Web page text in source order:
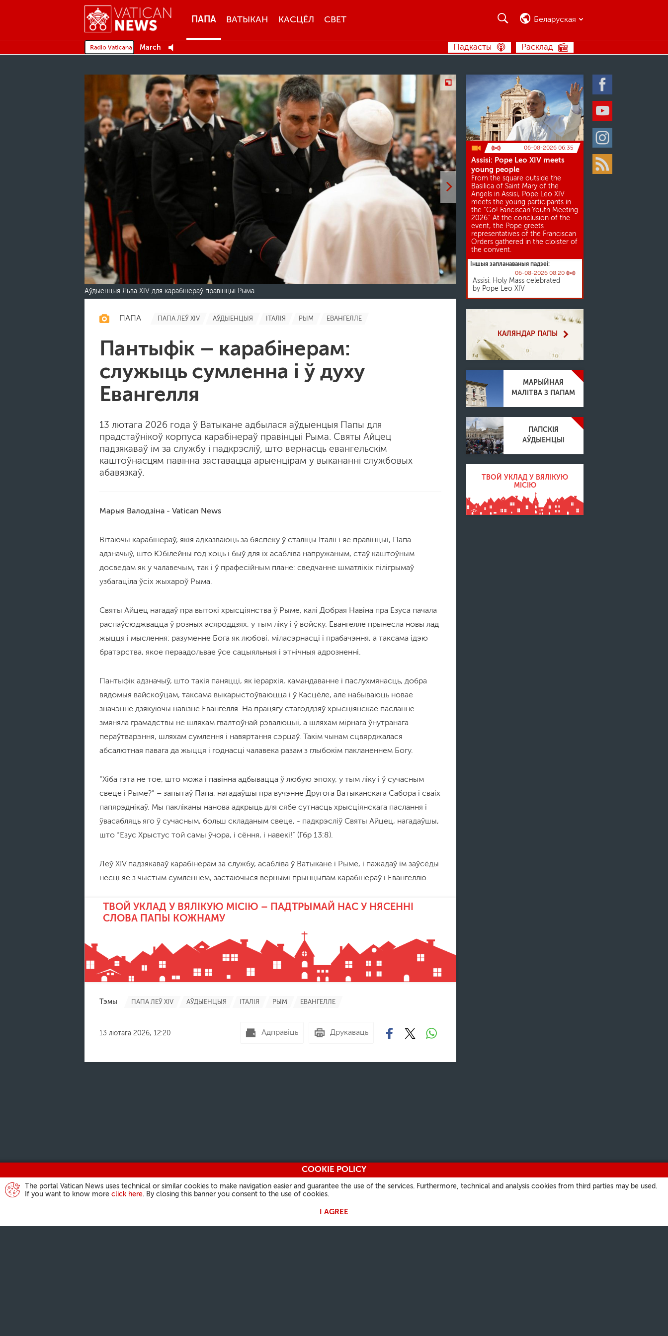
MENU
ПАПА ВАТЫКАН КАСЦЁЛ СВЕТ
Youtube
Instagram
Rss
ПОШУК Беларуская
COOKIE POLICY
The portal Vatican News uses technical or similar cookies to make navigation easier and guarantee the use of the services. Furthermore, technical and analysis cookies from third parties may be used.
If you want to know more click here. By closing this banner you consent to the use of cookies.
I AGREE
March Расклад
Падкасты
Аўдыенцыя Льва XIV для карабінераў правінцыі Рыма Аўдыенцыя Льва XIV для карабінераў правінцыі Рыма
ПАПА ПАПА ЛЕЎ XIV АЎДЫЕНЦЫЯ ІТАЛІЯ РЫМ ЕВАНГЕЛЛЕ
Пантыфік – карабінерам:
служыць сумленна і ў духу
Евангелля
13 лютага 2026 года ў Ватыкане адбылася аўдыенцыя Папы для
прадстаўнікоў корпуса карабінераў правінцыі Рыма. Святы Айцец
падзякаваў ім за службу і падкрэсліў, што вернасць евангельскім
каштоўнасцям павінна заставацца арыенцірам у выкананні службовых
абавязкаў.
Марыя Валодзіна - Vatican News
Вітаючы карабінераў, якія адказваюць за бяспеку ў сталіцы Італіі і яе правінцыі, Папа
адзначыў, што Юбілейны год хоць і быў для іх асабліва напружаным, стаў каштоўным
досведам як у чалавечым, так і ў прафесійным плане: сведчанне шматлікіх пілігрымаў
узбагаціла ўсіх жыхароў Рыма.
Святы Айцец нагадаў пра вытокі хрысціянства ў Рыме, калі Добрая Навіна пра Езуса пачала
распаўсюджвацца ў розных асяроддзях, у тым ліку і ў войску. Евангелле прынесла новы лад
жыцця і мыслення: разуменне Бога як любові, міласэрнасці і прабачэння, а таксама ідэю
братэрства, якое пераадольвае ўсе сацыяльныя і этнічныя адрозненні.
Пантыфік адзначыў, што такія паняцці, як іерархія, камандаванне і паслухмянасць, добра
вядомыя вайскоўцам, таксама выкарыстоўваюцца і ў Касцёле, але набываюць новае
значэнне дзякуючы навізне Евангелля. На працягу стагоддзяў хрысціянскае пасланне
змяняла грамадствы не шляхам гвалтоўнай рэвалюцыі, а шляхам мірнага ўнутранага
пераўтварэння, шляхам сумлення і навяртання сэрцаў. Такім чынам сцвярджалася
абсалютная павага да жыцця і годнасці чалавека разам з глыбокім пакланеннем Богу.
“Хіба гэта не тое, што можа і павінна адбывацца ў любую эпоху, у тым ліку і ў сучасным
свеце і Рыме?” – запытаў Папа, нагадаўшы пра вучэнне Другога Ватыканскага Сабора і сваіх
папярэднікаў. Мы пакліканы нанова адкрыць для сябе сутнасць хрысціянскага паслання і
ўвасабляць яго ў сучасным, больш складаным свеце, - падкрэсліў Святы Айцец, нагадаўшы,
што “Езус Хрыстус той самы ўчора, і сёння, і навекі!” (Гбр 13:8).
Леў XIV падзякаваў карабінерам за службу, асабліва ў Ватыкане і Рыме, і пажадаў ім заўсёды
несці яе з чыстым сумленнем, застаючыся вернымі прынцыпам карабінераў і Евангеллю.
ТВОЙ УКЛАД У ВЯЛІКУЮ МІСІЮ – ПАДТРЫМАЙ НАС У НЯСЕННІ
СЛОВА ПАПЫ КОЖНАМУ
Тэмы ПАПА ЛЕЎ XIV АЎДЫЕНЦЫЯ ІТАЛІЯ РЫМ ЕВАНГЕЛЛЕ
13 лютага 2026, 12:20 Адправіць Друкаваць
06-08-2026 06:35
Assisi: Pope Leo XIV meets
young people
From the square outside the
Basilica of Saint Mary of the
Angels in Assisi, Pope Leo XIV
meets the young participants in
the "Go! Fanciscan Youth Meeting
2026." At the conclusion of the
event, the Pope greets
representatives of the Franciscan
Orders gathered in the cloister of
the convent.
Іншыя запланаваныя падзеі:
06-08-2026 08:20
Assisi: Holy Mass celebrated
by Pope Leo XIV
КАЛЯНДАР ПАПЫ
МАРЫЙНАЯ
МАЛІТВА З ПАПАМ
ПАПСКІЯ
АЎДЫЕНЦЫІ
ТВОЙ УКЛАД У ВЯЛІКУЮ
МІСІЮ